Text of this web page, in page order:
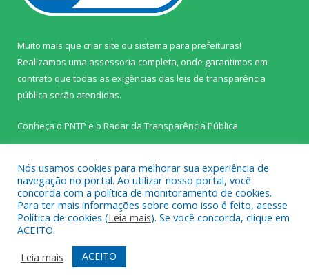
Muito mais que criar site ou sistema para prefeituras!
Realizamos uma assessoria completa, onde garantimos em
contrato que todas as exigências das leis de transparência
pública serão atendidas.
Conheça o PNTP e o Radar da Transparência Pública
Todos os direitos reservados a Câmara Municipal de Prainha.
Mapa do Site
Acessar Webmail
Nós usamos cookies para melhorar sua experiência de
navegação no portal. Ao utilizar nosso portal, você
concorda com a política de monitoramento de cookies.
Para ter mais informações sobre como isso é feito, acesse
Política de cookies (Leia mais). Se você concorda, clique em
ACEITO.
Leia mais
ACEITO